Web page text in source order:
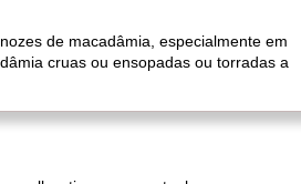
de macadâmia, especialmente em
cruas ou ensopadas ou torradas a